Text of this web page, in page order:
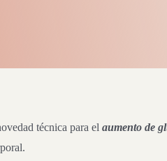
técnica para el aumento de